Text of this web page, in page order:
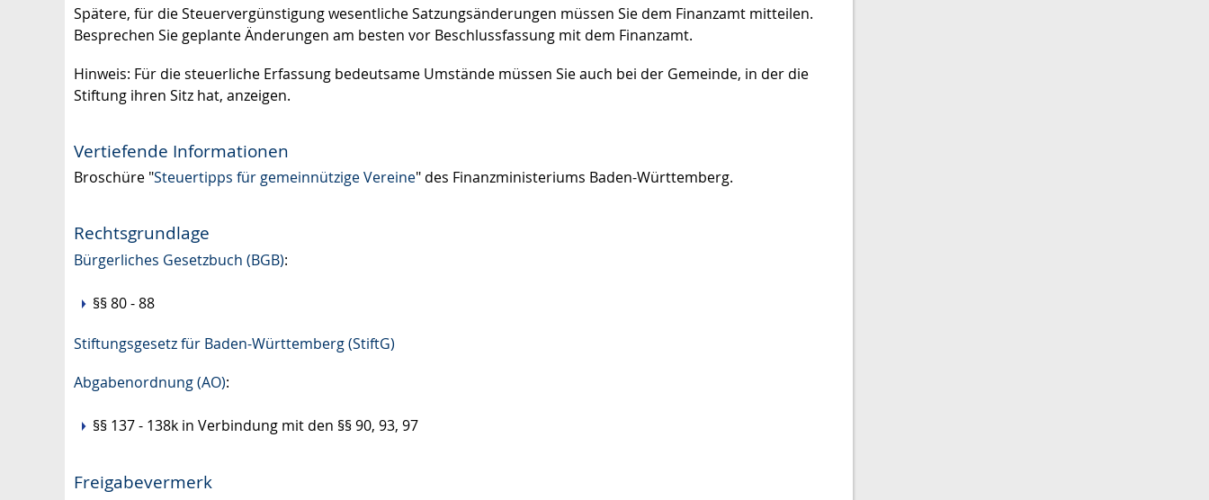
Spätere, für die Steuervergünstigung wesentliche Satzungsänderungen müssen Sie dem Finanzamt mitteilen.
Besprechen Sie geplante Änderungen am besten vor Beschlussfassung mit dem Finanzamt.
Hinweis: Für die steuerliche Erfassung bedeutsame Umstände müssen Sie auch bei der Gemeinde, in der die
Stiftung ihren Sitz hat, anzeigen.
Vertiefende Informationen
Broschüre "Steuertipps für gemeinnützige Vereine" des Finanzministeriums Baden-Württemberg.
Rechtsgrundlage
Bürgerliches Gesetzbuch (BGB):
§§ 80 - 88
Stiftungsgesetz für Baden-Württemberg (StiftG)
Abgabenordnung (AO):
§§ 137 - 138k in Verbindung mit den §§ 90, 93, 97
Freigabevermerk